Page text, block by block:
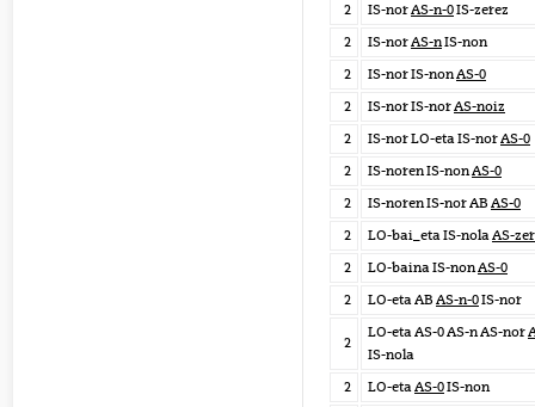
2
IS-norAS-n-0IS-zerez
2
IS-norAS-nIS-non
2
IS-nor IS-nonAS-0
2
IS-nor IS-norAS-noiz
2
IS-nor LO-eta IS-norAS-0
2
IS-noren IS-nonAS-0
2
IS-noren IS-nor AB AS-0
2
LO-bai_eta IS-nolaAS-
2
LO-baina IS-nonAS-0
2
LO-eta AB AS-n-0IS-nor
2
LO-eta AS-0 AS-n AS-nor
IS-nola
2
LO-etaAS-0IS-non